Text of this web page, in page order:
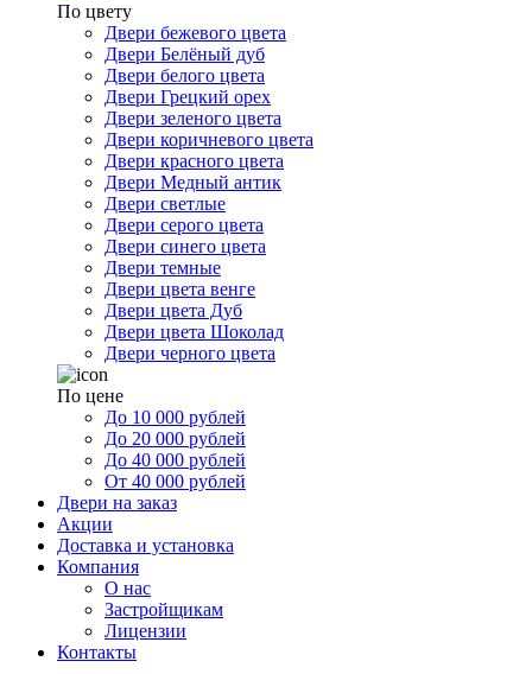
По цвету
Двери бежевого цвета
Двери Белёный дуб
Двери белого цвета
Двери Грецкий орех
Двери зеленого цвета
Двери коричневого цвета
Двери красного цвета
Двери Медный антик
Двери светлые
Двери серого цвета
Двери синего цвета
Двери темные
Двери цвета венге
Двери цвета Дуб
Двери цвета Шоколад
Двери черного цвета
По цене
До 10 000 рублей
До 20 000 рублей
До 40 000 рублей
От 40 000 рублей
Двери на заказ
Акции
Доставка и установка
Компания
О нас
Застройщикам
Лицензии
Контакты